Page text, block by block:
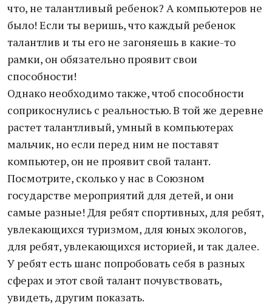
что, не талантливый ребенок? А компьютеров не
было! Если ты веришь, что каждый ребенок
талантлив и ты его не загоняешь в какие-то
рамки, он обязательно проявит свои
способности!
Однако необходимо также, чтоб способности
соприкоснулись с реальностью. В той же деревне
растет талантливый, умный в компьютерах
мальчик, но если перед ним не поставят
компьютер, он не проявит свой талант.
Посмотрите, сколько у нас в Союзном
государстве мероприятий для детей, и они
самые разные! Для ребят спортивных, для ребят,
увлекающихся туризмом, для юных экологов,
для ребят, увлекающихся историей, и так далее.
У ребят есть шанс попробовать себя в разных
сферах и этот свой талант почувствовать,
увидеть, другим показать.